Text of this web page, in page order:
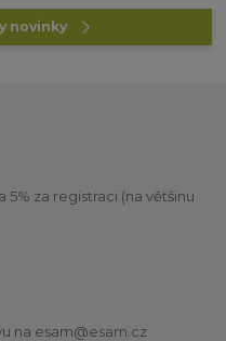
novinky
5% za registraci (na většinu
na esam@esam.cz